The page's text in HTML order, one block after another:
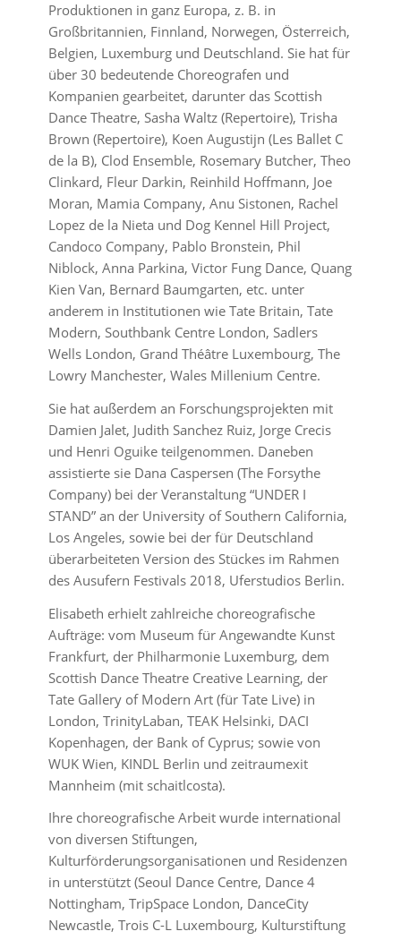
Produktionen in ganz Europa, z. B. in
Großbritannien, Finnland, Norwegen, Österreich,
Belgien, Luxemburg und Deutschland. Sie hat für
über 30 bedeutende Choreografen und
Kompanien gearbeitet, darunter das Scottish
Dance Theatre, Sasha Waltz (Repertoire), Trisha
Brown (Repertoire), Koen Augustijn (Les Ballet C
de la B), Clod Ensemble, Rosemary Butcher, Theo
Clinkard, Fleur Darkin, Reinhild Hoffmann, Joe
Moran, Mamia Company, Anu Sistonen, Rachel
Lopez de la Nieta und Dog Kennel Hill Project,
Candoco Company, Pablo Bronstein, Phil
Niblock, Anna Parkina, Victor Fung Dance, Quang
Kien Van, Bernard Baumgarten, etc. unter
anderem in Institutionen wie Tate Britain, Tate
Modern, Southbank Centre London, Sadlers
Wells London, Grand Théâtre Luxembourg, The
Lowry Manchester, Wales Millenium Centre.
Sie hat außerdem an Forschungsprojekten mit
Damien Jalet, Judith Sanchez Ruiz, Jorge Crecis
und Henri Oguike teilgenommen. Daneben
assistierte sie Dana Caspersen (The Forsythe
Company) bei der Veranstaltung “UNDER I
STAND” an der University of Southern California,
Los Angeles, sowie bei der für Deutschland
überarbeiteten Version des Stückes im Rahmen
des Ausufern Festivals 2018, Uferstudios Berlin.
Elisabeth erhielt zahlreiche choreografische
Aufträge: vom Museum für Angewandte Kunst
Frankfurt, der Philharmonie Luxemburg, dem
Scottish Dance Theatre Creative Learning, der
Tate Gallery of Modern Art (für Tate Live) in
London, TrinityLaban, TEAK Helsinki, DACI
Kopenhagen, der Bank of Cyprus; sowie von
WUK Wien, KINDL Berlin und zeitraumexit
Mannheim (mit schaitlcosta).
Ihre choreografische Arbeit wurde international
von diversen Stiftungen,
Kulturförderungsorganisationen und Residenzen
in unterstützt (Seoul Dance Centre, Dance 4
Nottingham, TripSpace London, DanceCity
Newcastle, Trois C-L Luxembourg, Kulturstiftung